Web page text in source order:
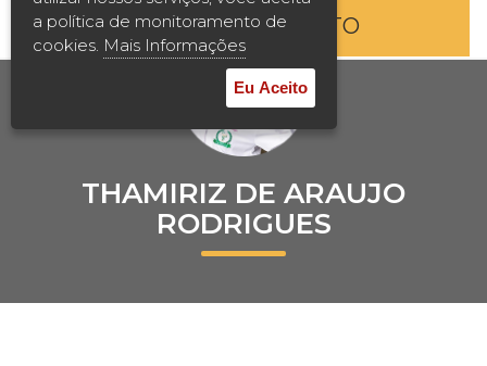
2ª Graduação
Transferência
Reingresso
Prouni
Desconto de pontualidade
Biblioteca
ENTRE EM CONTATO
THAMIRIZ DE ARAUJO
RODRIGUES
a política de monitoramento de
cookies. Mais Informações
Eu Aceito